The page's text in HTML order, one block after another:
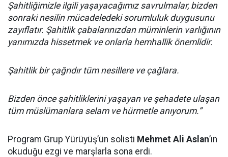
Şahitliğimizle ilgili yaşayacağımız savrulmalar, bizden
sonraki nesilin mücadeledeki sorumluluk duygusunu
zayıflatır. Şahitlik çabalarınızdan müminlerin varlığının
yanımızda hissetmek ve onlarla hemhallik önemlidir.
Şahitlik bir çağrıdır tüm nesillere ve çağlara.
Bizden önce şahitliklerini yaşayan ve şehadete ulaşan
tüm müslümanlara selam ve hürmetle anıyorum.”
Program Grup Yürüyüş’ün solisti Mehmet Ali Aslan’ın
okuduğu ezgi ve marşlarla sona erdi.